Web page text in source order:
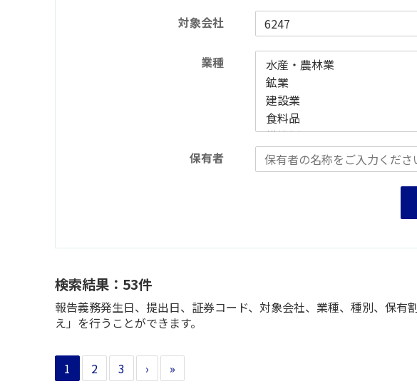
対象会社
業種
保有者
検索結果：53件
報告義務発生日、提出日、証券コード、対象会社、業種、種別、保
え」を行うことができます。
1 2 3 › »